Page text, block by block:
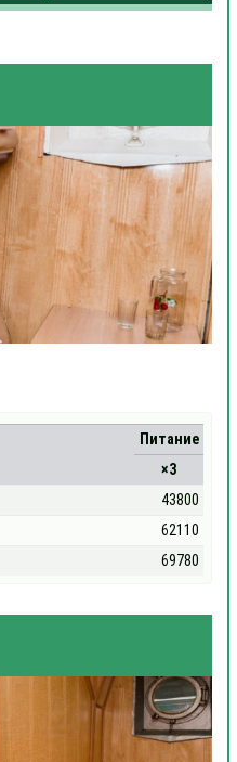
Питание
×3
43800
62110
69780